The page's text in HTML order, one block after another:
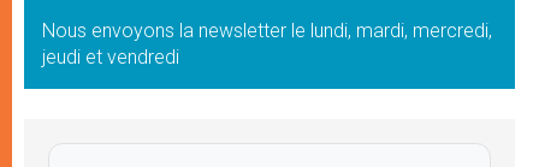
Nous envoyons la newsletter le lundi, mardi, mercredi,
jeudi et vendredi